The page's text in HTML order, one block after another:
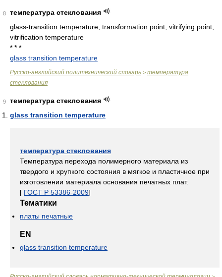
8
температура стеклования
glass-transition temperature, transformation point, vitrifying point,
vitrification temperature
* * *
glass transition temperature
Русско-английский политехнический словарь > температура
стеклования
9
температура стеклования
glass transition temperature
температура стеклования
Температура перехода полимерного материала из
твердого и хрупкого состояния в мягкое и пластичное при
изготовлении материала основания печатных плат.
[ ГОСТ Р 53386-2009]
Тематики
платы печатные
EN
glass transition temperature